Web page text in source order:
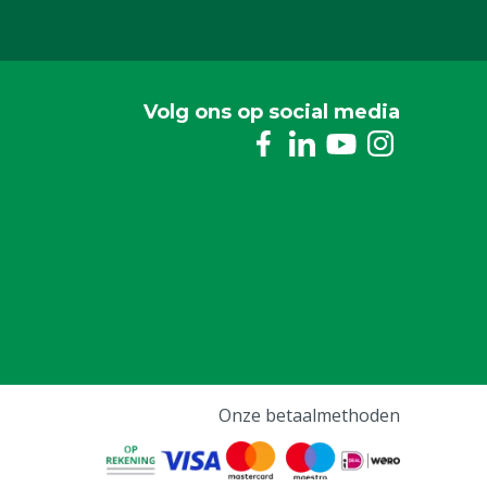
Volg ons op social media
Onze betaalmethoden